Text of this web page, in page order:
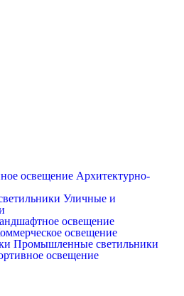
освещение Архитектурно-
Уличные и
освещение
освещение
Промышленные светильники
освещение